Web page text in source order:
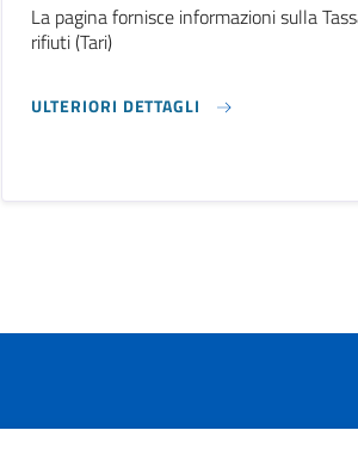
La pagina fornisce informazioni sulla
rifiuti (Tari)
ULTERIORI DETTAGLI